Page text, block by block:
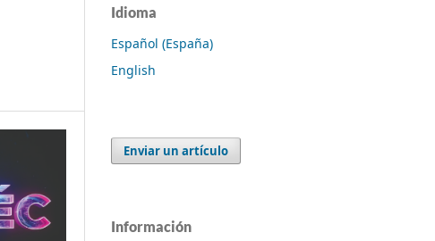
Idioma
Español (España)
English
Enviar un artículo
Información